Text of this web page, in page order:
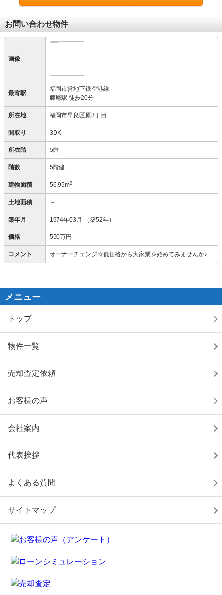
お問い合わせ物件
画像
最寄駅
福岡市営地下鉄空港線
藤崎駅 徒歩20分
所在地 福岡市早良区原3丁目
間取り 3DK
所在階 5階
階数 5階建
建物面積 56.95m2
土地面積 －
築年月 1974年03月 （築52年）
価格 550万円
コメント オーナーチェンジ☆低価格から大家業を始めてみませんか♪
メニュー
トップ
物件一覧
売却査定依頼
お客様の声
会社案内
代表挨拶
よくある質問
サイトマップ